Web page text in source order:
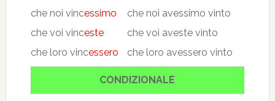
che noi vincessimo
che voi vinceste
che loro vincessero
che noi avessimo vinto
che voi aveste vinto
che loro avessero vinto
CONDIZIONALE